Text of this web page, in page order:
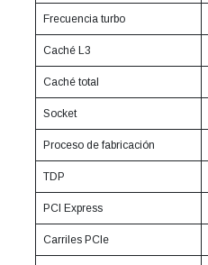
Frecuencia turbo
Caché L3
Caché total
Socket
Proceso de fabricación
TDP
PCI Express
Carriles PCIe